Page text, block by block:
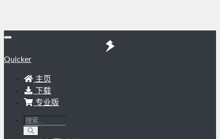
Quicker
主页
下载
专业版